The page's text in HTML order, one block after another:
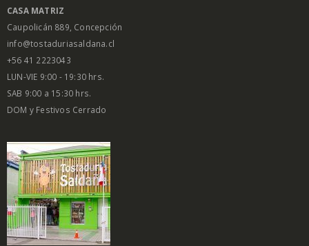
CASA MATRIZ
Caupolicán 889, Concepción
info@tostaduriasaldana.cl
+56 41 2223043
LUN-VIE 9:00 - 19:30 hrs.
SAB 9:00 a 15:30 hrs.
DOM y Festivos Cerrado